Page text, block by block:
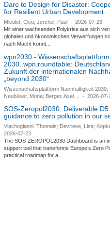
Dare to Design for Disaster:
for Resilient Urban Development
Mieulet, Cleo; Jerchel, Paul -
2026-07-23
Mit einer wachsenden Polykrise aus sich
globalen und ökonomischen Verwerfungen
nach Macht könnt...
wpn2030 -
2030. wpn.roundtable:
Zukunft der internationalen
„beyond 2030“
Wissenschaftsplattform Nachhaltigkeit 2030;
Neubüser, Mona; Berger, Axel ...
- 2026-07-
SOS-Zeropol2030: Deliverable
guidance to zero pollution in our
Vlachogianni, Thomais; Devriese, Lisa;
2026-07-23
The SOS-ZEROPOL2030 Dashboard is an
support tool that transforms Europe’s Zero
practical roadmap for a...